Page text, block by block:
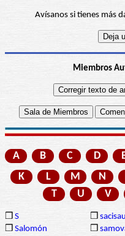
Avísanos si tienes más
Miembros
A B C D
K
L M N
T U V
❒ S ❒
❒ Salomón ❒